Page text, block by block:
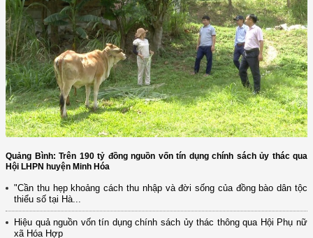
Quảng Bình: Trên 190 tỷ đồng nguồn vốn tín dụng chính sách ủy thác qua
Hội LHPN huyện Minh Hóa
"Cần thu hẹp khoảng cách thu nhập và đời sống của đồng bào dân tộc
thiểu số tại Hà...
Hiệu quả nguồn vốn tín dụng chính sách ủy thác thông qua Hội Phụ nữ
xã Hóa Hợp